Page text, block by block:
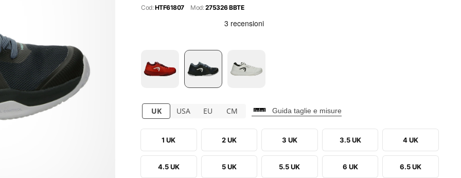
Cod:HTF61807Mod:275326 BBTE
UK USA EU CM Guida taglie e misure
1 UK 2 UK 3 UK 3.5 UK 4 UK
4.5 UK 5 UK 5.5 UK 6 UK 6.5 UK